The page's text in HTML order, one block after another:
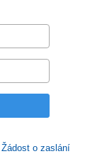
Žádost o zaslání